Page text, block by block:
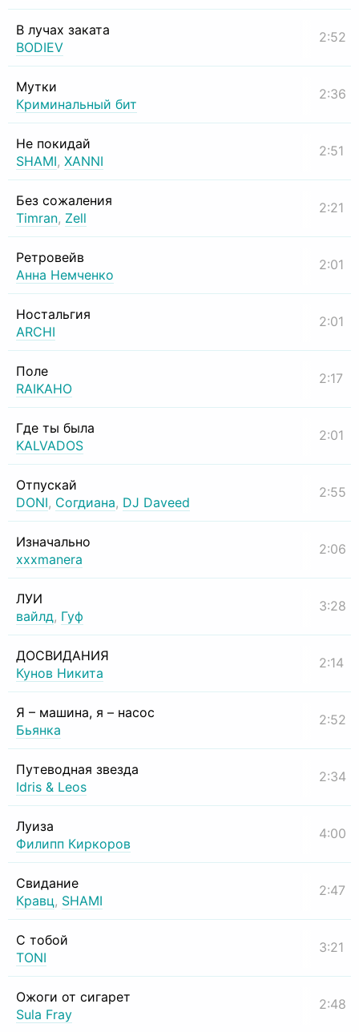
В лучах заката
BODIEV
2:52
Мутки
Криминальный бит
2:36
Не покидай
SHAMI, XANNI
2:51
Без сожаления
Timran, Zell
2:21
Ретровейв
Анна Немченко
2:01
Ностальгия
ARCHI
2:01
Поле
RAIKAHO
2:17
Где ты была
KALVADOS
2:01
Отпускай
DONI, Согдиана, DJ Daveed
2:55
Изначально
xxxmanera
2:06
ЛУИ
вайлд, Гуф
3:28
ДОСВИДАНИЯ
Кунов Никита
2:14
Я – машина, я – насос
Бьянка
2:52
Путеводная звезда
Idris & Leos
2:34
Луиза
Филипп Киркоров
4:00
Свидание
Кравц, SHAMI
2:47
С тобой
TONI
3:21
Ожоги от сигарет
Sula Fray
2:48